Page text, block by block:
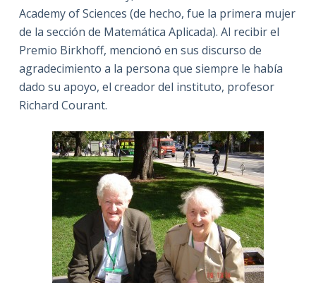
Academy of Sciences (de hecho, fue la primera mujer
de la sección de Matemática Aplicada). Al recibir el
Premio Birkhoff, mencionó en sus discurso de
agradecimiento a la persona que siempre le había
dado su apoyo, el creador del instituto, profesor
Richard Courant.